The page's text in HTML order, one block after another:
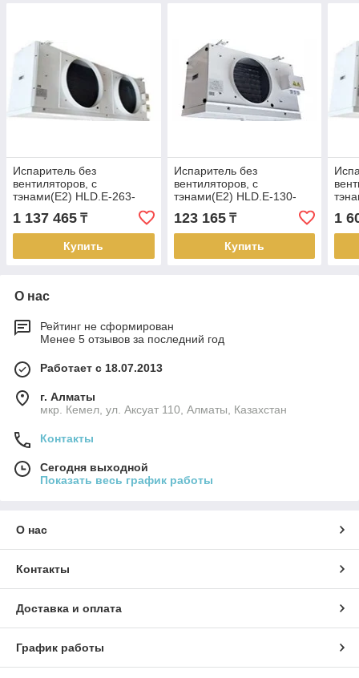
Испаритель без
вентиляторов, с
тэнами(Е2) HLD.E-263-
1 137 465 ₸
Купить
Испаритель без
вентиляторов, с
тэнами(Е2) HLD.E-130-
123 165₸
Купить
1
О нас
Рейтинг не сформирован
Менее 5 отзывов за последний год
Работает с 18.07.2013
г. Алматы
мкр. Кемел, ул. Аксуат 110, Алматы, Казахстан
Контакты
Сегодня выходной
Показать весь график работы
О нас
Контакты
Доставка и оплата
График работы